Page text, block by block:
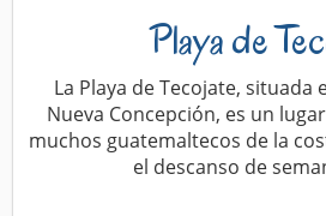
Playa de
La Playa de Tecojate, situada
Nueva Concepción, es un
muchos guatemaltecos de la
el descanso de